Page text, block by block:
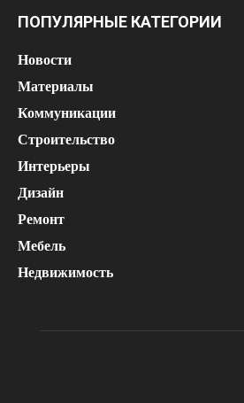
ПОПУЛЯРНЫЕ КАТЕГОРИИ
Новости
Материалы
Коммуникации
Строительство
Интерьеры
Дизайн
Ремонт
Мебель
Недвижимость